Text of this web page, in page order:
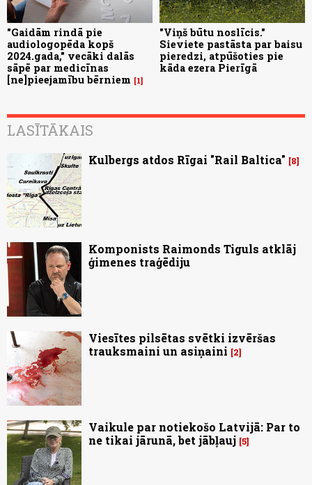
"Gaidām rindā pie
audiologopēda kopš
2024.gada," vecāki dalās
sāpē par medicīnas
[ne]pieejamību bērniem
1
"Viņš būtu noslīcis."
Sieviete pastāsta par baisu
pieredzi, atpūšoties pie
kāda ezera Pierīgā
LASĪTĀKAIS
Kulbergs atdos Rīgai "Rail Baltica" 8
Komponists Raimonds Tiguls atklāj
ģimenes traģēdiju
Viesītes pilsētas svētki izvēršas
trauksmaini un asiņaini
2
Vaikule par notiekošo Latvijā: Par to
ne tikai jārunā, bet jābļauj 5